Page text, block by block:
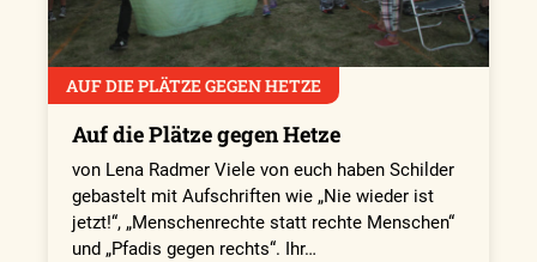
AUF DIE PLÄTZE GEGEN HETZE
Auf die Plätze gegen Hetze
von Lena Radmer Viele von euch haben Schilder
gebastelt mit Aufschriften wie „Nie wieder ist
jetzt!“, „Menschenrechte statt rechte Menschen“
und „Pfadis gegen rechts“. Ihr…